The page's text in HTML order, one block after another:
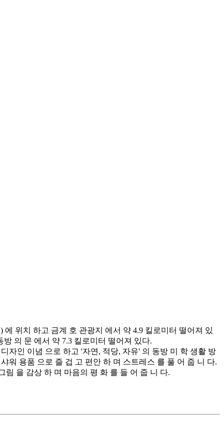
위치 하고 금계 호 관광지 에서 약 4.9 킬로미터 떨어져 있
의 문 에서 약 7.3 킬로미터 떨어져 있다.
자인 이념 으로 하고 '자연, 적당, 자유' 의 동방 미 학 생활 방
워 용품 으로 즐 겁 고 편안 하 며 스트레스 를 풀 어 줍 니 다.
림 을 감상 하 며 마음의 평 화 를 들 어 줍 니 다.